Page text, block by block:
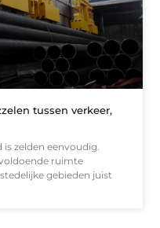
tussen verkeer,
zelden eenvoudig.
ruimte
gebieden juist